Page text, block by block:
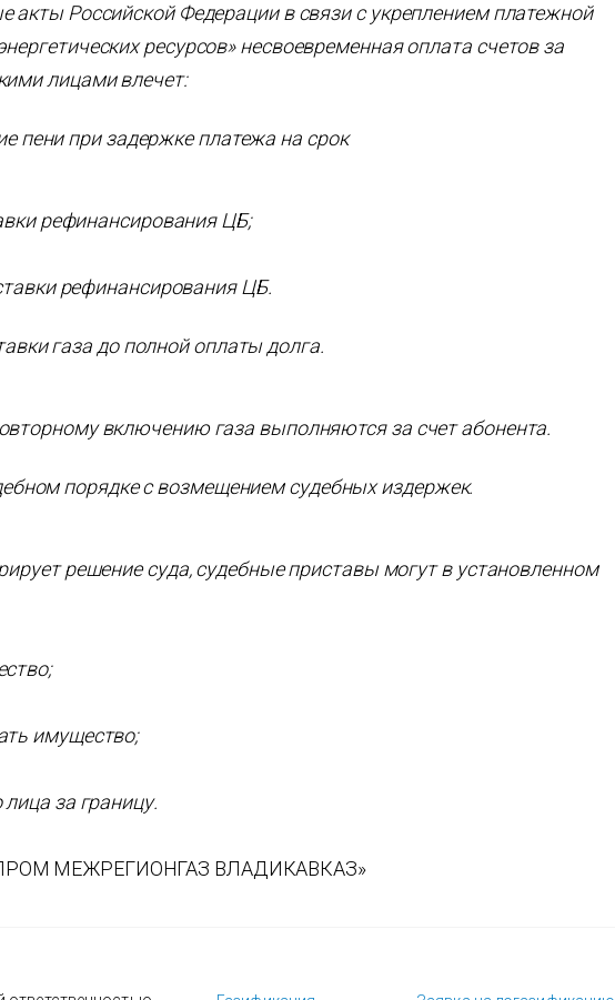
акты Российской Федерации в связи с укреплением платежной
ресурсов» несвоевременная оплата счетов за
лицами влечет:
пени при задержке платежа на срок
рефинансирования ЦБ;
рефинансирования ЦБ.
газа до полной оплаты долга.
включению газа выполняются за счет абонента.
порядке с возмещением судебных издержек.
решение суда, судебные приставы могут в установленном
имущество;
за границу.
МЕЖРЕГИОНГАЗ ВЛАДИКАВКАЗ»